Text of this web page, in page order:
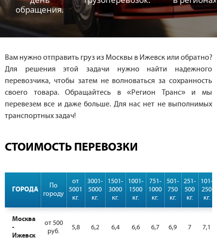
обращения.
Вам нужно отправить груз из Москвы в Ижевск или обратно?
Для решения этой задачи нужно найти надежного
перевозчика, чтобы затем не волноваться за сохранность
своего товара. Обращайтесь в «Регион Транс» и мы
перевезем все и даже больше. Для нас нет не выполнимых
транспортных задач!
СТОИМОСТЬ ПЕРЕВОЗКИ
ГОРОДА
По
городу
от
5001
кг.
3001-
5000
кг.
1501-
3000
кг.
1001-
1500
кг.
751-
1000
кг.
501-
750
кг.
251-
500
кг.
101-
250
кг.
Москва
-
Ижевск
от 500
руб.
5,8 6,2 6,4 6,6 6,7 6,9 7 7,1